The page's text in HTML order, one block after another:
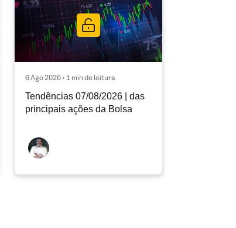
6 Ago 2026 • 1 min de leitura
Tendências 07/08/2026 | das
principais ações da Bolsa